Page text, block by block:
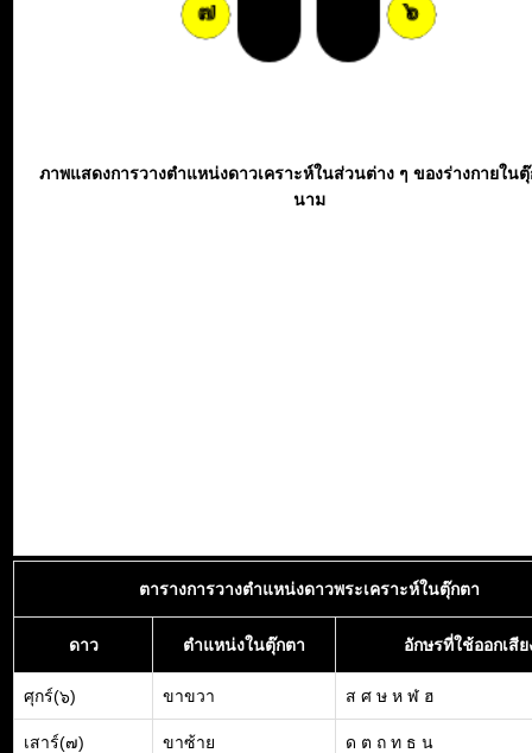
ภาพแสดงการวางตำแหน่งดาวเคราะห์ในส่วนต่าง ๆ ของร่างกายใน
นาม
ตารางการวางตำแหน่งดาวพระเคราะห์ในตุ๊กตา
ดาว ตำแหน่งในตุ๊กตา อักษรที่ใช้ออกเสีย
ศุกร์(๖) ขาขวา ส ศ ษ ห ฬ ฮ
เสาร์(๗) ขาซ้าย ด ต ถ ท ธ น